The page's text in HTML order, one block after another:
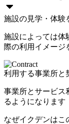
施設の見学・体験
施設によっては体
際の利用イメージ
利用する事業所と
事業所とサービス
るようになります
なぜイクデンはこ